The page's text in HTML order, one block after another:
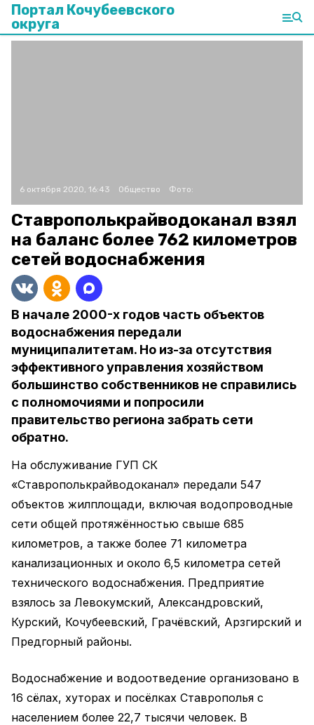
Портал Кочубеевского
округа
6 октября 2020, 16:43 Общество Фото:
Ставрополькрайводоканал взял
на баланс более 762 километров
сетей водоснабжения
В начале 2000-х годов часть объектов
водоснабжения передали
муниципалитетам. Но из-за отсутствия
эффективного управления хозяйством
большинство собственников не справились
с полномочиями и попросили
правительство региона забрать сети
обратно.
На обслуживание ГУП СК
«Ставрополькрайводоканал» передали 547
объектов жилплощади, включая водопроводные
сети общей протяжённостью свыше 685
километров, а также более 71 километра
канализационных и около 6,5 километра сетей
технического водоснабжения. Предприятие
взялось за Левокумский, Александровский,
Курский, Кочубеевский, Грачёвский, Арзгирский и
Предгорный районы.
Водоснабжение и водоотведение организовано в
16 сёлах, хуторах и посёлках Ставрополья с
населением более 22,7 тысячи человек. В